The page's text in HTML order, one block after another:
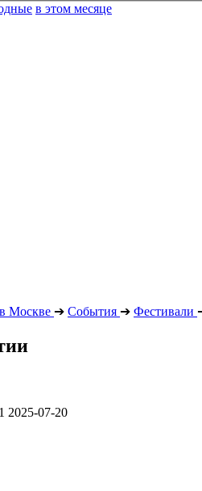
в этом месяце
Москве ➔ События ➔ Фестивали
2025-07-20